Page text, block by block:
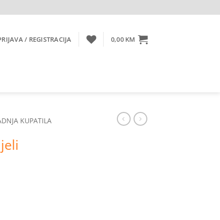
/ REGISTRACIJA 0,00 KM
KUPATILA